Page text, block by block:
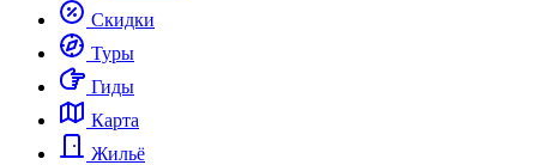
Скидки
Туры
Гиды
Карта
Жильё